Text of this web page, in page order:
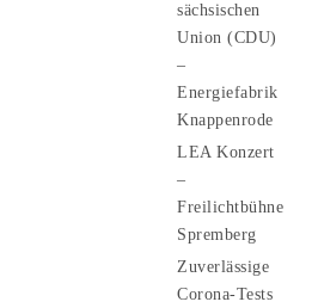
sächsischen
Union (CDU)
–
Energiefabrik
Knappenrode
LEA Konzert
–
Freilichtbühne
Spremberg
Zuverlässige
Corona-Tests